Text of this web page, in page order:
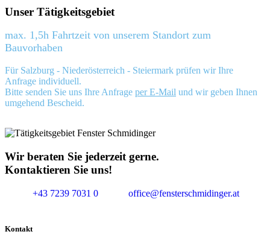
Unser Tätigkeitsgebiet
max. 1,5h Fahrtzeit von unserem Standort zum
Bauvorhaben
Für Salzburg - Niederösterreich - Steiermark prüfen wir Ihre
Anfrage individuell.
Bitte senden Sie uns Ihre Anfrage per E-Mail und wir geben Ihnen
umgehend Bescheid.
Wir beraten Sie jederzeit gerne.
Kontaktieren Sie uns!
+43 7239 7031 0 office@fensterschmidinger.at
Kontakt